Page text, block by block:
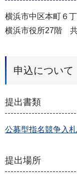
横浜市中区本町６
横浜市役所27階
申込について
提出書類
公募型指名競争入
提出場所